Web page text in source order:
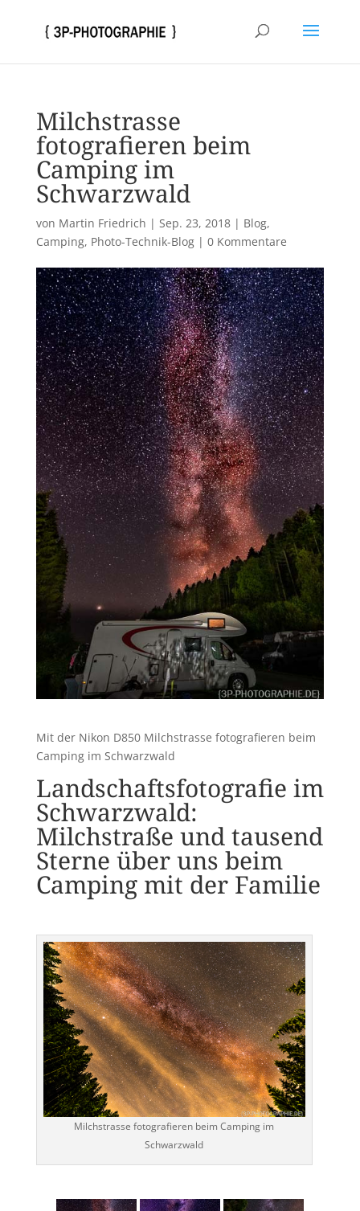
Milchstrasse
fotografieren beim
Camping im
Schwarzwald
von Martin Friedrich | Sep. 23, 2018| Blog,
Camping, Photo-Technik-Blog| 0 Kommentare
Mit der Nikon D850 Milchstrasse fotografieren beim
Camping im Schwarzwald
Landschaftsfotografie im
Schwarzwald:
Milchstraße und tausend
Sterne über uns beim
Camping mit der Familie
Milchstrasse fotografieren beim Camping im
Schwarzwald